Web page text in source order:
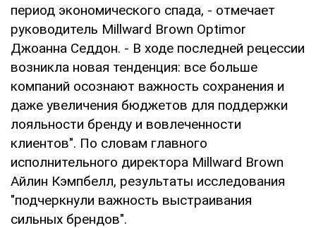
период экономического спада, - отмечает
руководитель Millward Brown Optimor
Джоанна Седдон. - В ходе последней рецессии
возникла новая тенденция: все больше
компаний осознают важность сохранения и
даже увеличения бюджетов для поддержки
лояльности бренду и вовлеченности
клиентов". По словам главного
исполнительного директора Millward Brown
Айлин Кэмпбелл, результаты исследования
"подчеркнули важность выстраивания
сильных брендов".